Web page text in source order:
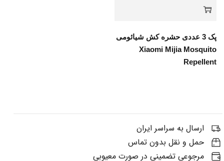
پک 3 عددی حشره کش شیائومی
Xiaomi Mijia Mosquito
Repellent
ارسال به سراسر ایران
حمل و نقل بدون تماس
مرجوعی تضمینی در صورت معیوبی